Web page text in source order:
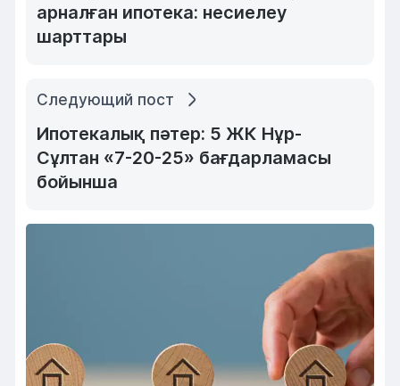
арналған ипотека: несиелеу
шарттары
Следующий пост
Ипотекалық пәтер: 5 ЖК Нұр-
Сұлтан «7-20-25» бағдарламасы
бойынша